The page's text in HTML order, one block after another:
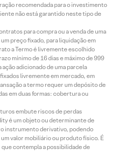
recomendada para o investimento
não está garantido neste tipo de
para compra ou a venda de uma
preço fixado, para liquidação em
a Termo é livremente escolhido
mínimo de 16 dias e máximo de 999
adicionado de uma parcela
livremente em mercado, em
a termo requer um depósito de
em duas formas: cobertura ou
embute riscos de perdas
é um objeto ou determinante de
instrumento derivativo, podendo
valor mobiliário ou produto físico. É
contempla a possibilidade de